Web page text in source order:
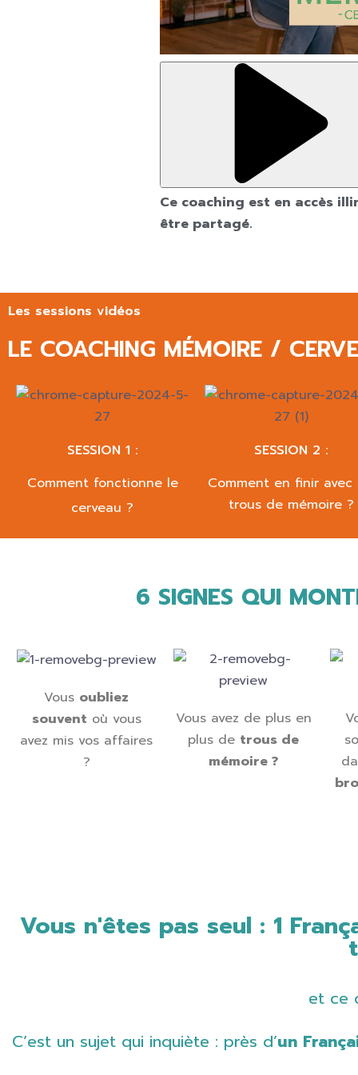
Ce coaching est en accès
être partagé.
Les sessions vidéos
LE COACHING MÉMOIRE /
SESSION 1 :
Comment fonctionne le
cerveau ?
SESSION 2 :
Comment en finir avec
trous de mémoire ?
6 SIGNES QUI
Vous oubliez
souvent où vous
avez mis vos affaires
?
Vous avez de plus en
plus de trous de
mémoire ?
Vous n'êtes pas seul : 1
et ce
C’est un sujet qui inquiète : près d’un